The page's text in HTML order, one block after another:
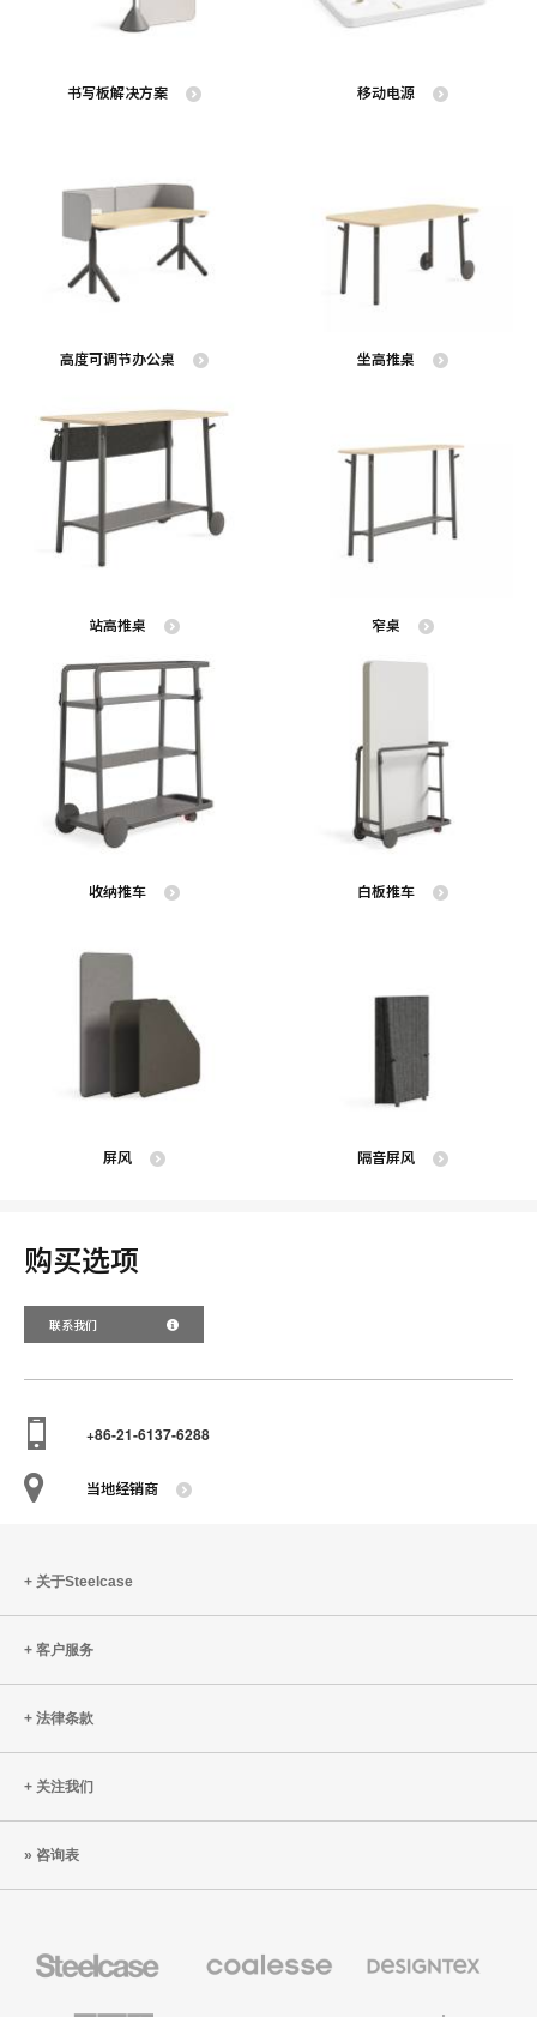
书写板解决方案 移动电源
高度可调节办公桌 坐高推桌
站高推桌 窄桌
收纳推车 白板推车
屏风 隔音屏风
购买选项
联系我们
+86-21-6137-6288
当地经销商
关于Steelcase
客户服务
法律条款
关注我们
咨询表
办